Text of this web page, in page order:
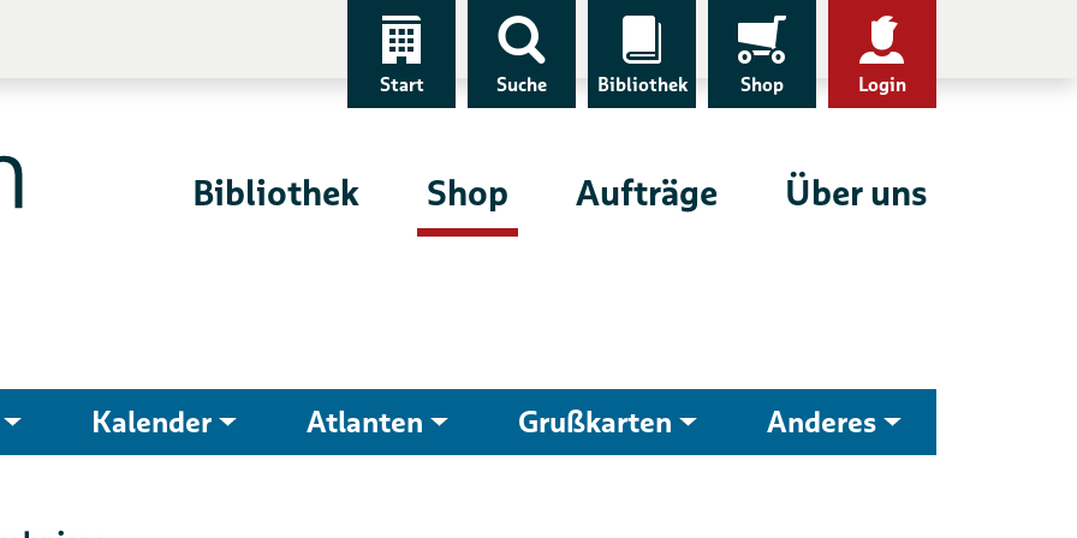
Start Suche Bibliothek Shop Login
Bibliothek Shop Aufträge Über uns
Kalender Atlanten Grußkarten Anderes